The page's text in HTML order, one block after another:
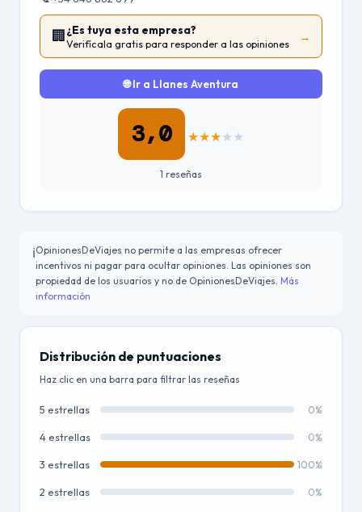
🏢¿Es tuya esta empresa?
Verifícala gratis para responder a las opiniones
→
🌐 Ir a Llanes Aventura
3,0 ★★★★ ★
1 reseñas
ℹ️OpinionesDeViajes no permite a las empresas ofrecer
incentivos ni pagar para ocultar opiniones. Las opiniones son
propiedad de los usuarios y no de OpinionesDeViajes. Más
información
Distribución de puntuaciones
Haz clic en una barra para filtrar las reseñas
5 estrellas 0%
4 estrellas 0%
3 estrellas 100%
2 estrellas 0%